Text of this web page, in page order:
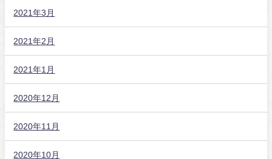
2021年3月
2021年2月
2021年1月
2020年12月
2020年11月
2020年10月